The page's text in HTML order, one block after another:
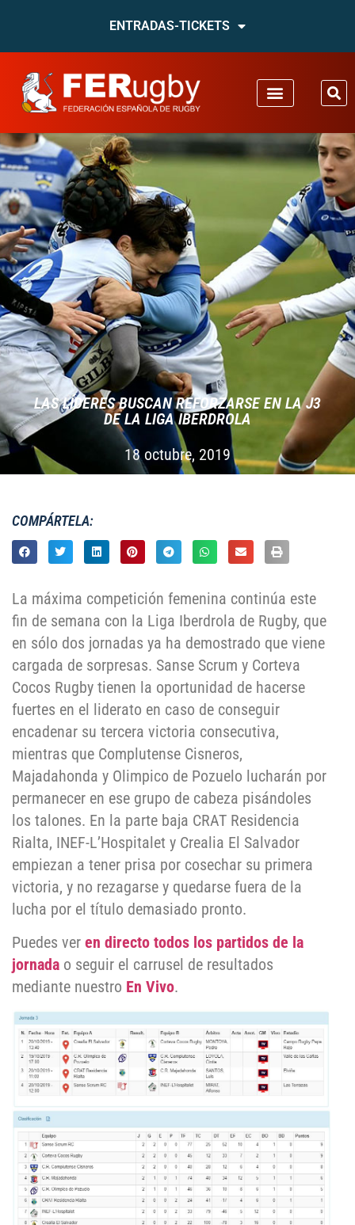
ENTRADAS-TICKETS
LAS LÍDERES BUSCAN REFORZARSE EN LA J3
DE LA LIGA IBERDROLA
18 octubre, 2019
COMPÁRTELA:
La máxima competición femenina continúa este
fin de semana con la Liga Iberdrola de Rugby, que
en sólo dos jornadas ya ha demostrado que viene
cargada de sorpresas. Sanse Scrum y Corteva
Cocos Rugby tienen la oportunidad de hacerse
fuertes en el liderato en caso de conseguir
encadenar su tercera victoria consecutiva,
mientras que Complutense Cisneros,
Majadahonda y Olimpico de Pozuelo lucharán por
permanecer en ese grupo de cabeza pisándoles
los talones. En la parte baja CRAT Residencia
Rialta, INEF-L’Hospitalet y Crealia El Salvador
empiezan a tener prisa por cosechar su primera
victoria, y no rezagarse y quedarse fuera de la
lucha por el título demasiado pronto.
Puedes ver en directo todos los partidos de la
jornada o seguir el carrusel de resultados
mediante nuestro En Vivo.